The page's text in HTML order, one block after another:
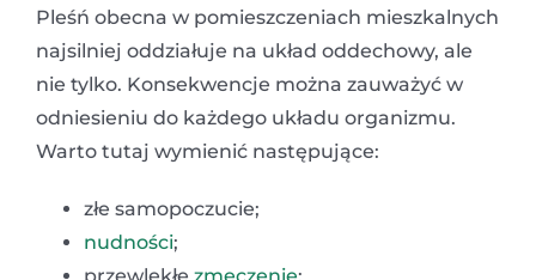
Pleśń obecna w pomieszczeniach mieszkalnych
najsilniej oddziałuje na układ oddechowy, ale
nie tylko. Konsekwencje można zauważyć w
odniesieniu do każdego układu organizmu.
Warto tutaj wymienić następujące:
złe samopoczucie;
nudności;